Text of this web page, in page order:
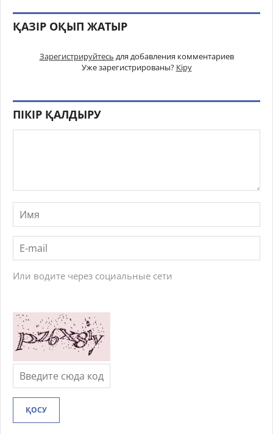
ҚАЗІР ОҚЫП ЖАТЫР
Зарегистрируйтесь для добавления комментариев
Уже зарегистрированы? Кіру
ПІКІР ҚАЛДЫРУ
Или водите через социальные сети
ҚОСУ